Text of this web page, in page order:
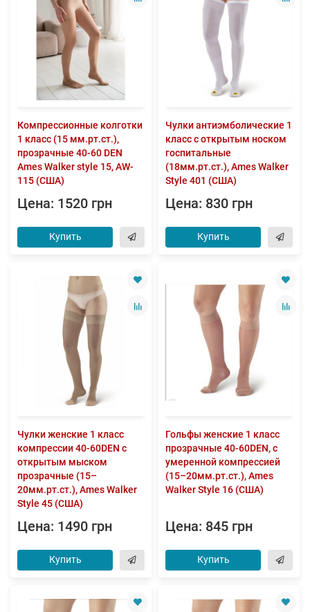
Компрессионные колготки
1 класс (15 мм.рт.ст.),
прозрачные 40-60 DEN
Ames Walker style 15, AW-
115 (США)
Цена: 1520 грн
Купить
Чулки антиэмболические 1
класс с открытым носком
госпитальные
(18мм.рт.ст.), Ames Walker
Style 401 (США)
Цена: 830 грн
Купить
Чулки женские 1 класс
компрессии 40-60DEN с
открытым мыском
прозрачные (15–
20мм.рт.ст.), Ames Walker
Style 45 (США)
Цена: 1490 грн
Купить
Гольфы женские 1 класс
прозрачные 40-60DEN, с
умеренной компрессией
(15–20мм.рт.ст.), Ames
Walker Style 16 (США)
Цена: 845 грн
Купить